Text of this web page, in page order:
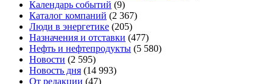
Календарь событий (9)
Каталог компаний (2 367)
Люди в энергетике (205)
Назначения и отставки (477)
Нефть и нефтепродукты (5 580)
Новости (2 595)
Новость дня (14 993)
От редакции (47)